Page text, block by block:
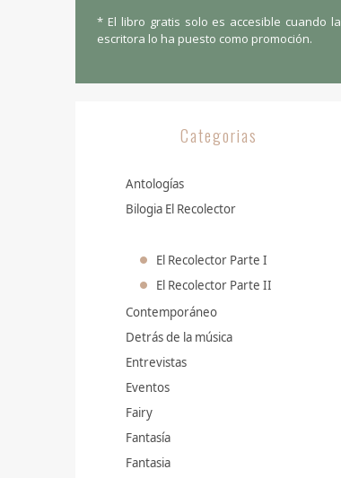
* El libro gratis solo es accesible cuando la
escritora lo ha puesto como promoción.
Categorias
Antologías
Bilogia El Recolector
El Recolector Parte I
El Recolector Parte II
Contemporáneo
Detrás de la música
Entrevistas
Eventos
Fairy
Fantasía
Fantasia